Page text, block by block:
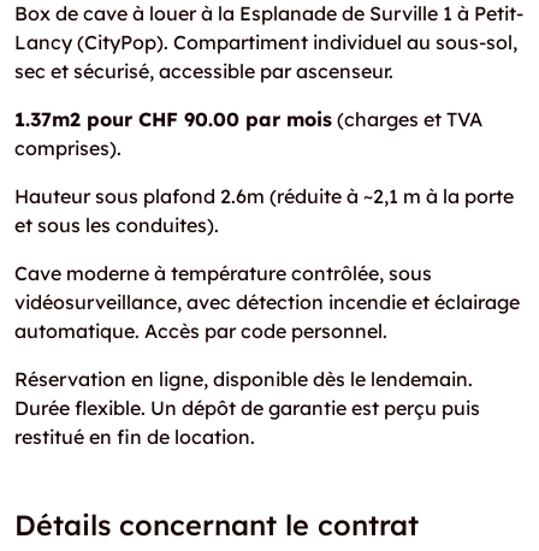
Box de cave à louer à la Esplanade de Surville 1 à Petit-
Lancy (CityPop). Compartiment individuel au sous-sol,
sec et sécurisé, accessible par ascenseur.
1.37m2 pour CHF 90.00 par mois (charges et TVA
comprises).
Hauteur sous plafond 2.6m (réduite à ~2,1 m à la porte
et sous les conduites).
Cave moderne à température contrôlée, sous
vidéosurveillance, avec détection incendie et éclairage
automatique. Accès par code personnel.
Réservation en ligne, disponible dès le lendemain.
Durée flexible. Un dépôt de garantie est perçu puis
restitué en fin de location.
Détails concernant le contrat